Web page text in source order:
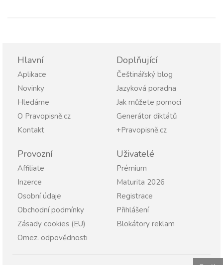
Hlavní
Aplikace
Novinky
Hledáme
O Pravopisně.cz
Kontakt
Doplňující
Češtinářský blog
Jazyková poradna
Jak můžete pomoci
Generátor diktátů
+Pravopisně.cz
Provozní
Affiliate
Inzerce
Osobní údaje
Obchodní podmínky
Zásady cookies (EU)
Omez. odpovědnosti
Uživatelé
Prémium
Maturita 2026
Registrace
Přihlášení
Blokátory reklam